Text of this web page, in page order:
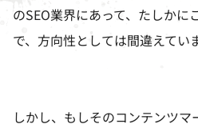
のSEO業界にあって、たしかに
で、方向性としては間違えてい
しかし、もしそのコンテンツ